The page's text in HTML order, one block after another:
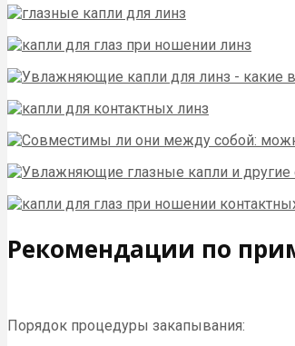
Рекомендации по
Порядок процедуры закапывания: